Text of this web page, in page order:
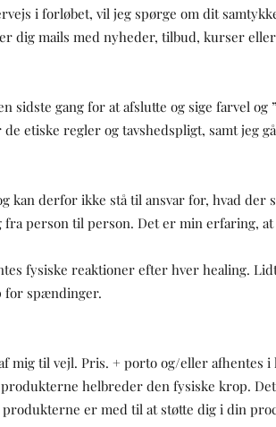
i forløbet, vil jeg spørge om dit
dig mails med nyheder, tilbud, kurser
gang for at afslutte og sige farvel og
etiske regler og tavshedspligt, samt jeg
kan derfor ikke stå til ansvar for, hvad der
person til person. Det er min erfaring, at
fysiske reaktioner efter hver healing.
for spændinger.
mig til vejl. Pris. + porto og/eller afhentes
helbreder den fysiske krop.
er med til at støtte dig i din